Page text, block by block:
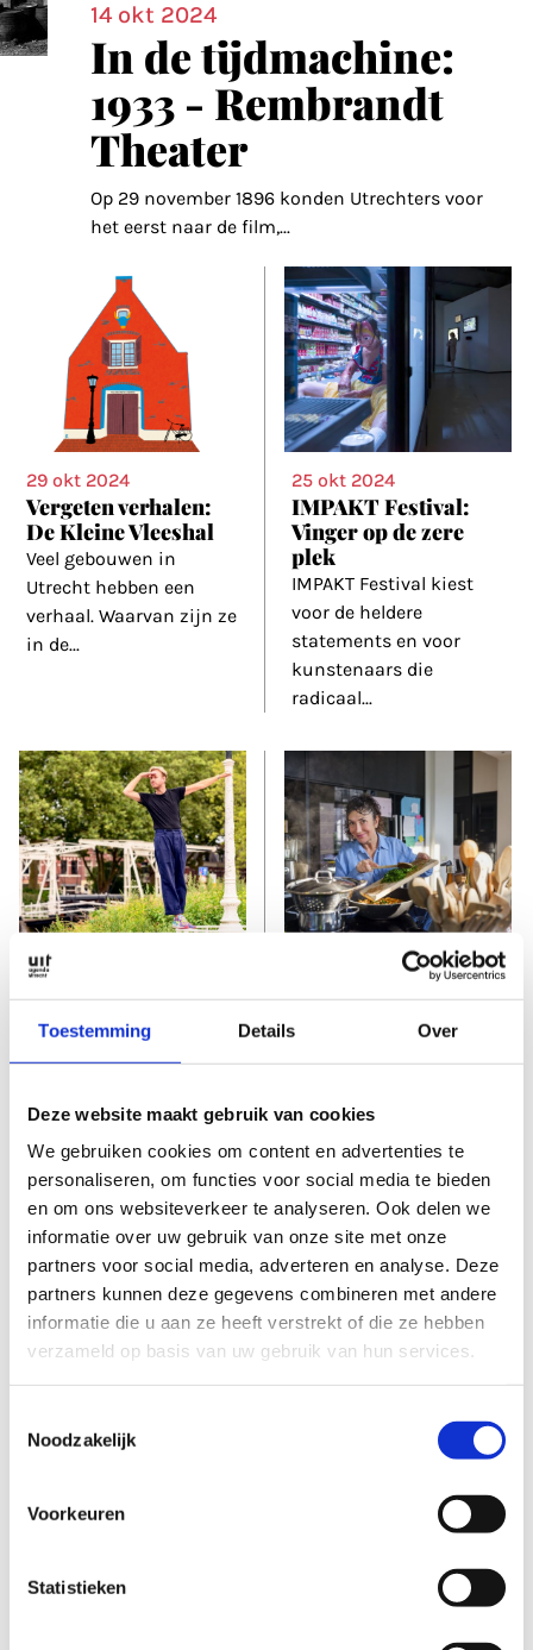
Toestemming Details Over
Deze website maakt gebruik van cookies
We gebruiken cookies om content en advertenties te
personaliseren, om functies voor social media te bieden
en om ons websiteverkeer te analyseren. Ook delen we
informatie over uw gebruik van onze site met onze
partners voor social media, adverteren en analyse. Deze
partners kunnen deze gegevens combineren met andere
informatie die u aan ze heeft verstrekt of die ze hebben
verzameld op basis van uw gebruik van hun services.
Noodzakelijk
Voorkeuren
Statistieken
29 okt 2024
Vergeten verhalen:
De Kleine Vleeshal
Veel gebouwen in
Utrecht hebben een
verhaal. Waarvan zijn ze
in de...
25 okt 2024
IMPAKT Festival:
Vinger op de zere
plek
IMPAKT Festival kiest
voor de heldere
statements en voor
kunstenaars die
radicaal...
22 okt 2024
maand op reis.
alleen. Mijn
Onder de pannen: in
Yerli
Hoe komen
flow om iets fantastisch
te fabriceren?...
14 okt 2024
In de tijdmachine:
1933 - Rembrandt
Theater
Op 29 november 1896 konden Utrechters voor
het eerst naar de film,...
11 okt 2024
Kunst op kastjes
kan beter, dachten de stadsambassadeurs...